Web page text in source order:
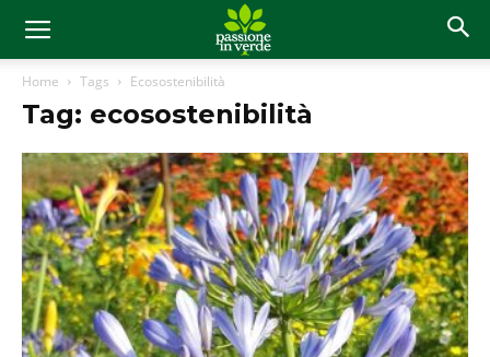
Home Tags Ecosostenibilità
Tag: ecosostenibilità